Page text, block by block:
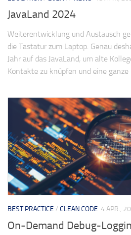
JavaLand 2024
Weiterentwicklung und Austausch
die Tastatur zum Laptop. Genau
Jahr auf das JavaLand, um alte
Kontakte zu knüpfen und eine ganze
BEST PRACTICE / CLEAN CODE 4 APR.,
On-Demand Debug-